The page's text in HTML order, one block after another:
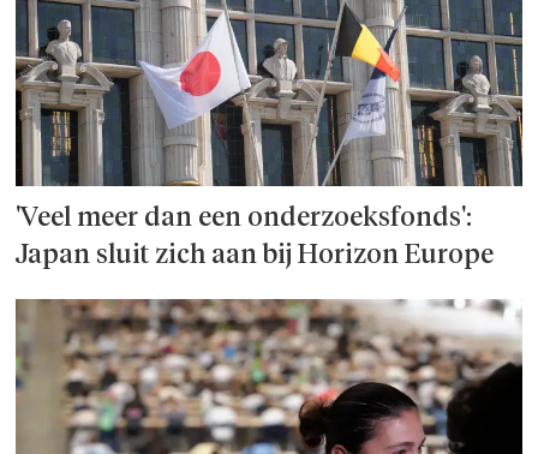
'Veel meer dan een onderzoeks­fonds':
Japan sluit zich aan bij Horizon Europe